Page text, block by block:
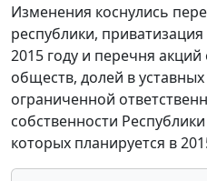
Изменения коснулись
республики,
2015 году и перечня
обществ, долей в
ограниченной
собственности
которых планируется в